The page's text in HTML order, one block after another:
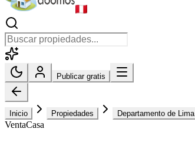
Publicar gratis
Inicio Propiedades Departamento de Lima
VentaCasa